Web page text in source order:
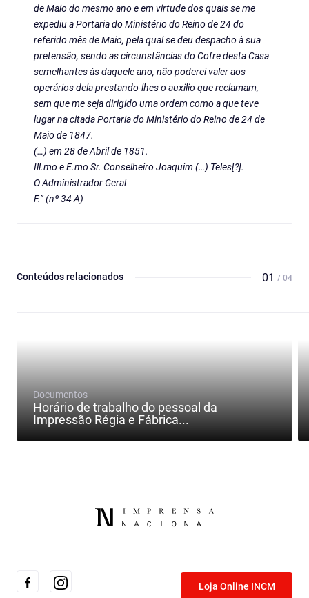
de Maio do mesmo ano e em virtude dos quais se me
expediu a Portaria do Ministério do Reino de 24 do
referido mês de Maio, pela qual se deu despacho à sua
pretensão, sendo as circunstâncias do Cofre desta Casa
semelhantes às daquele ano, não poderei valer aos
operários dela prestando-lhes o auxilio que reclamam,
sem que me seja dirigido uma ordem como a que teve
lugar na citada Portaria do Ministério do Reino de 24 de
Maio de 1847.
(…) em 28 de Abril de 1851.
Ill.mo e E.mo Sr. Conselheiro Joaquim (…) Teles[?].
O Administrador Geral
F.” (nº 34 A)
Conteúdos relacionados 01 / 04
Documentos
Horário de trabalho do pessoal da
Impressão Régia e Fábrica...
Loja Online INCM